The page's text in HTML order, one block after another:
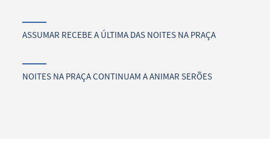
ASSUMAR RECEBE A ÚLTIMA DAS NOITES NA PRAÇA
NOITES NA PRAÇA CONTINUAM A ANIMAR SERÕES